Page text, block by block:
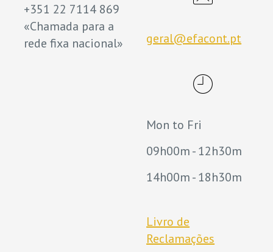
+351 22 7114 869
«Chamada para a
rede fixa nacional»
geral@efacont.pt
Mon to Fri
09h00m - 12h30m
14h00m - 18h30m
Livro de
Reclamações